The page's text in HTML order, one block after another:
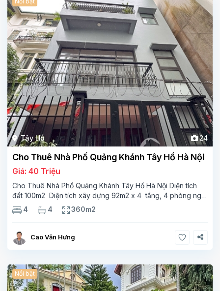
Tây Hồ 24
Cho Thuê Nhà Phố Quảng Khánh Tây Hồ Hà Nội
Giá: 40 Triệu
Cho Thuê Nhà Phố Quảng Khánh Tây Hồ Hà Nội Diện tích
đất 100m2 Diện tích xây dựng 92m2 x 4 tầng, 4 phòng ngủ
3 phòng tắm Tầng 1 – phòng bếp-1wc Tầng 2– phòng khách
, 1 phòng ngủ,1 phòng tắm Tầng 3- 2
4 4 360m2
Cao Văn Hưng
Nổi bật